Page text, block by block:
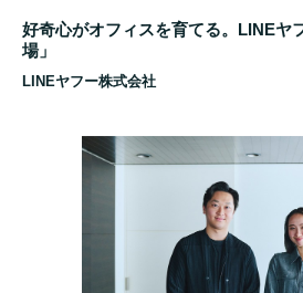
好奇心がオフィスを育てる。LINEヤ
場」
LINEヤフー株式会社